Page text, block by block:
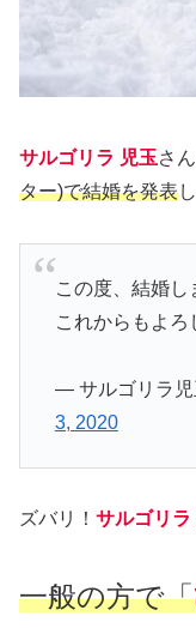
サルゴリラ 児玉さ
ター)で結婚を発表
この度、結婚し
これからもよろ
— サルゴリラ児
3, 2020
ズバリ！ サルゴリラ
一般の方で「